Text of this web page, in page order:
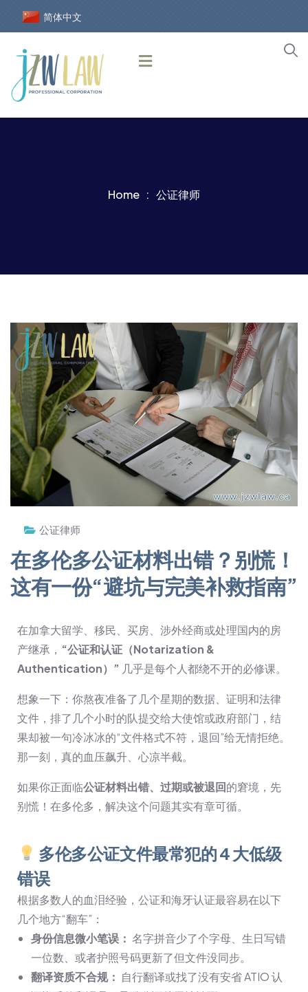
简体中文
Home 公证律师
公证律师
在多伦多公证材料出错？别慌！
这有一份“避坑与完美补救指南”
在加拿大留学、移民、买房、涉外经商或处理国内的房
产继承， “公证和认证（Notarization &
Authentication）” 几乎是每个人都绕不开的必修课。
想象一下：你熬夜准备了几个星期的数据、证明和法律
文件，排了几个小时的队提交给大使馆或政府部门，结
果却被一句冷冰冰的“文件格式不符，退回”给无情拒绝。
那一刻，真的血压飙升、心凉半截。
如果你正面临公证材料出错、过期或被退回的窘境，先
别慌！在多伦多，解决这个问题其实有章可循。
多伦多公证文件最常犯的 4 大低级
错误
根据多数人的血泪经验，公证和海牙认证最容易在以下
几个地方“翻车”：
身份信息微小笔误： 名字拼音少了个字母、生日写错
一位数、或者护照号码更新了但文件没同步。
翻译资质不合规： 自行翻译或找了没有安省 ATIO 认